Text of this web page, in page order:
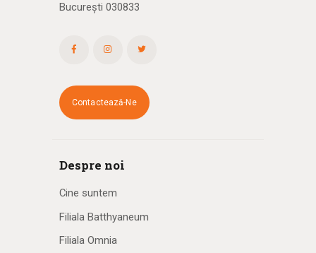
București 030833
Contactează-Ne
Despre noi
Cine suntem
Filiala Batthyaneum
Filiala Omnia